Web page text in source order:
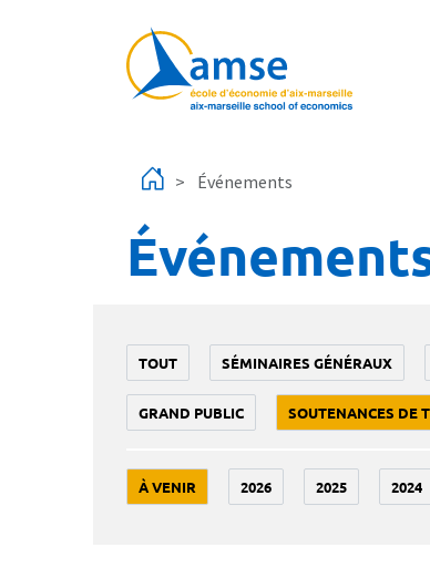
Événements
TOUT SÉMINAIRES GÉNÉRAUX
GRAND PUBLIC SOUTENANCES DE
À VENIR 2026 2025 2024